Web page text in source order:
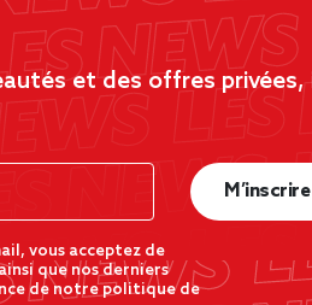
et des offres privées,
vous acceptez de
que nos derniers
de notre politique de